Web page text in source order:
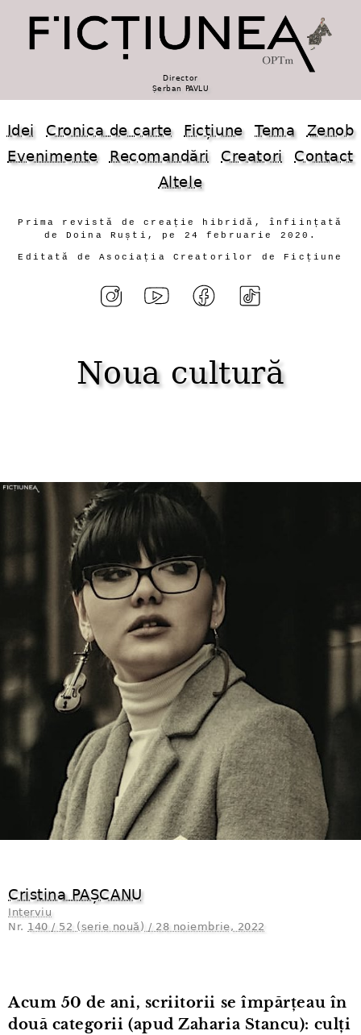
Director
Șerban PAVLU
Idei Cronica de carte Ficțiune Tema
Zenob
Evenimente
Recomandări Creatori
Contact
Altele
Prima revistă de creație hibridă, înființată
de Doina Ruști, pe 24 februarie 2020.
Editată de Asociația Creatorilor de Ficțiune
Noua cultură
Cristina PAȘCANU
Interviu
Nr. 140 / 52 (serie nouă) / 28 noiembrie, 2022
Acum 50 de ani, scriitorii se împărțeau în
două categorii (apud Zaharia Stancu): culți